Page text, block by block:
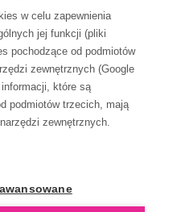
w celu zapewnienia
jej funkcji (pliki
pochodzące od podmiotów
zewnętrznych (Google
które są
podmiotów trzecich, mają
zewnętrznych.
ReflectGroup.